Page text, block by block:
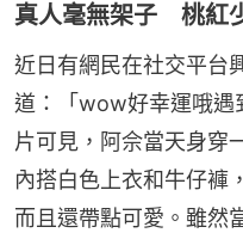
真人毫無架子 桃紅
近日有網民在社交平台
道：「wow好幸運哦遇
片可見，阿佘當天身穿
內搭白色上衣和牛仔褲
而且還帶點可愛。雖然